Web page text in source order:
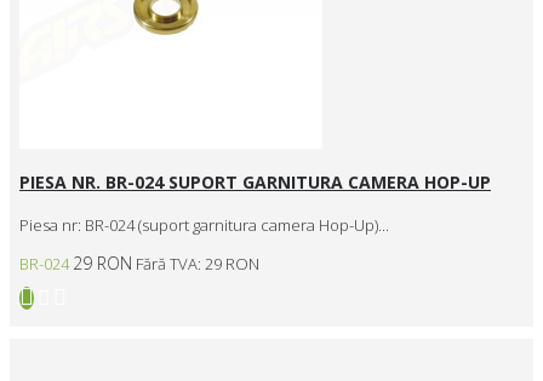
PIESA NR. BR-024 SUPORT GARNITURA CAMERA HOP-UP
Piesa nr: BR-024 (suport garnitura camera Hop-Up)...
BR-024 29 RON Fără TVA: 29 RON